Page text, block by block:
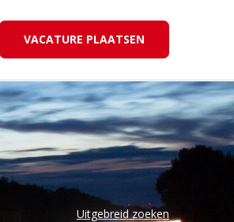
VACATURE PLAATSEN
Uitgebreid zoeken